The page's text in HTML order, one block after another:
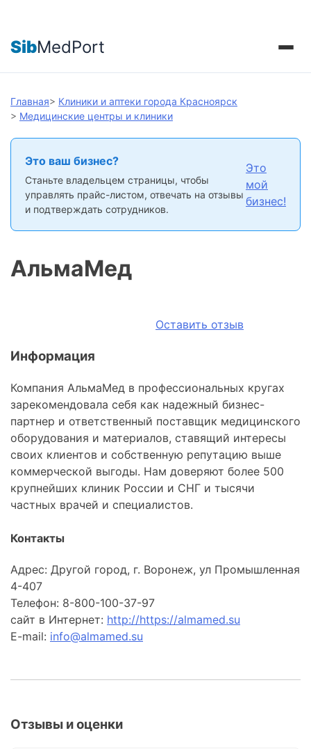
SibMedPort
Главная> Клиники и аптеки города Красноярск
> Медицинские центры и клиники
Это ваш бизнес?
Станьте владельцем страницы, чтобы
управлять прайс-листом, отвечать на отзывы
и подтверждать сотрудников.
Это
мой
бизнес!
АльмаМед
Оставить отзыв
Информация
Компания АльмаМед в профессиональных кругах
зарекомендовала себя как надежный бизнес-
партнер и ответственный поставщик медицинского
оборудования и материалов, ставящий интересы
своих клиентов и собственную репутацию выше
коммерческой выгоды. Нам доверяют более 500
крупнейших клиник России и СНГ и тысячи
частных врачей и специалистов.
Контакты
Адрес: Другой город, г. Воронеж, ул Промышленная
4-407
Телефон: 8-800-100-37-97
сайт в Интернет: http://https://almamed.su
E-mail: info@almamed.su
Отзывы и оценки